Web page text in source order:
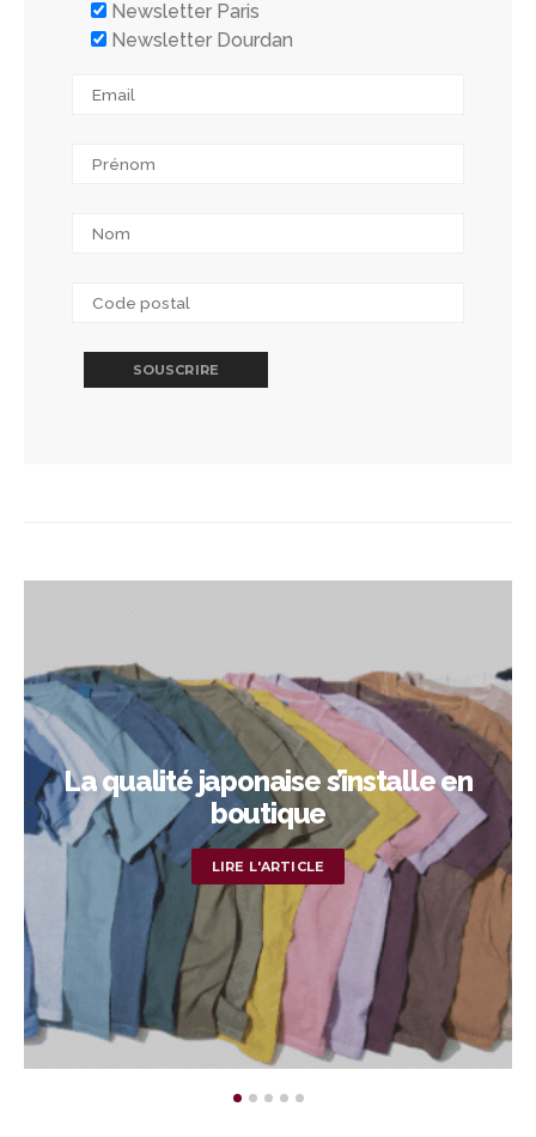
Newsletter Paris
Newsletter Dourdan
La qualité japonaise s’installe en
boutique
LIRE L'ARTICLE